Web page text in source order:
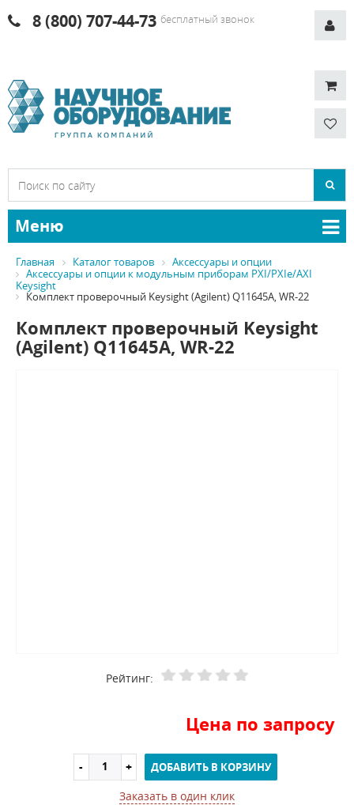
8 (800) 707-44-73 бесплатный звонок
Меню
Главная Каталог товаров
Аксессуары и опции
Аксессуары и опции к модульным приборам PXI/PXIe/AXI
Keysight
Комплект проверочный Keysight (Agilent) Q11645A, WR-22
Комплект проверочный Keysight
(Agilent) Q11645A, WR-22
Рейтинг:
Цена по запросу
ДОБАВИТЬ В КОРЗИНУ
Заказать в один клик